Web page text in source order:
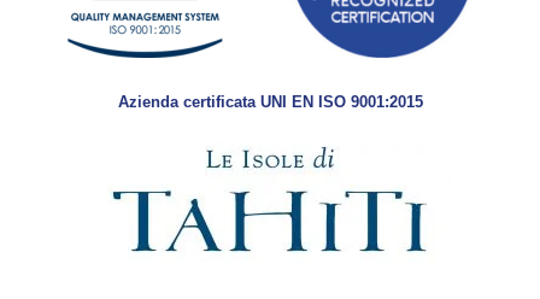
Azienda certificata UNI EN ISO 9001:2015